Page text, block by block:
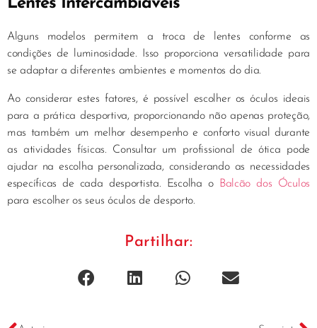
Lentes Intercambiáveis
Alguns modelos permitem a troca de lentes conforme as
condições de luminosidade. Isso proporciona versatilidade para
se adaptar a diferentes ambientes e momentos do dia.
Ao considerar estes fatores, é possível escolher os óculos ideais
para a prática desportiva, proporcionando não apenas proteção,
mas também um melhor desempenho e conforto visual durante
as atividades físicas. Consultar um profissional de ótica pode
ajudar na escolha personalizada, considerando as necessidades
específicas de cada desportista. Escolha o
Balcão dos Óculos
para escolher os seus óculos de desporto.
Partilhar: